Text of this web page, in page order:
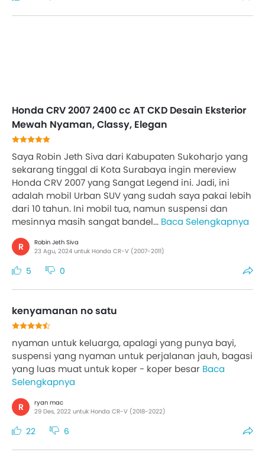
Honda CRV 2007 2400 cc AT CKD Desain Eksterior
Mewah Nyaman, Classy, Elegan
Saya Robin Jeth Siva dari Kabupaten Sukoharjo yang
sekarang tinggal di Kota Surabaya ingin mereview
Honda CRV 2007 yang Sangat Legend ini. Jadi, ini
adalah mobil Urban SUV yang sudah saya pakai lebih
dari 10 tahun. Ini mobil tua, namun suspensi dan
mesinnya masih sangat bandel... Baca Selengkapnya
R
Robin Jeth Siva
23 Agu, 2024 untuk Honda CR-V (2007-2011)
5 0
kenyamanan no satu
nyaman untuk keluarga, apalagi yang punya bayi,
suspensi yang nyaman untuk perjalanan jauh, bagasi
yang luas muat untuk koper - koper besar Baca
Selengkapnya
R
ryan mac
29 Des, 2022 untuk Honda CR-V (2018-2022)
22 6